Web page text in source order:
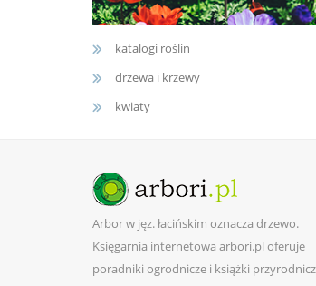
katalogi roślin
drzewa i krzewy
kwiaty
Arbor w jęz. łacińskim oznacza drzewo.
Księgarnia internetowa arbori.pl oferuje
poradniki ogrodnicze i książki